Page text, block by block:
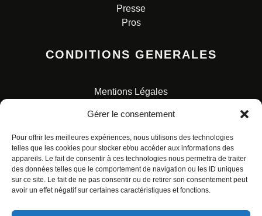
Gérer le consentement
Pour offrir les meilleures expériences, nous utilisons des technologies
telles que les cookies pour stocker et/ou accéder aux informations des
appareils. Le fait de consentir à ces technologies nous permettra de traiter
des données telles que le comportement de navigation ou les ID uniques
sur ce site. Le fait de ne pas consentir ou de retirer son consentement peut
avoir un effet négatif sur certaines caractéristiques et fonctions.
Presse
Pros
CONDITIONS GENERALES
Mentions Légales
Charte pour la protection des données personnelles
© ALL RIGHTS RESERVED. URBAN COMICS POUR LES